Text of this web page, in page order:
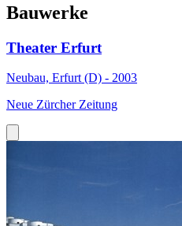
Bauwerke
Theater Erfurt
Neubau, Erfurt (D) - 2003
Neue Zürcher Zeitung